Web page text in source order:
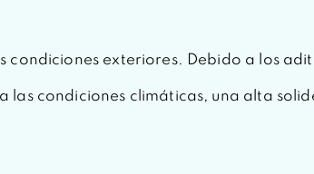
condiciones exteriores. Debido a los
las condiciones climáticas, una alta